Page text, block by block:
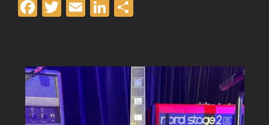
Facebook
Twitter
EmailLinkedIn